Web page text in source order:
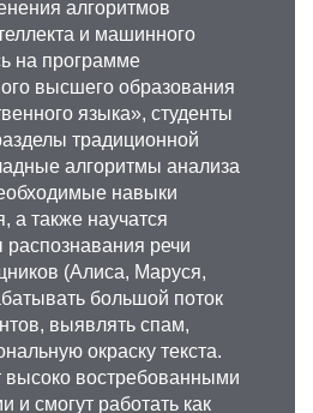
алгоритмов
и машинного
на программе
высшего образования
языка», студенты
традиционной
алгоритмы анализа
навыки
а также научатся
распознавания речи
(Алиса, Маруся,
большой поток
выявлять спам,
окраску текста.
высоко востребованными
и смогут работать как